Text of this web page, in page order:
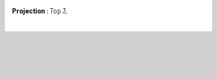
Projection : Top 3.